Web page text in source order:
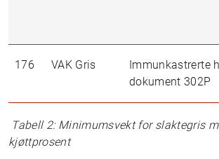
176 VAK Gris
Immunkastrerte
dokument 302P
Tabell 2: Minimumsvekt for slaktegris
kjøttprosent